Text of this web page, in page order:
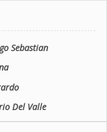
Sebastian
Del Valle